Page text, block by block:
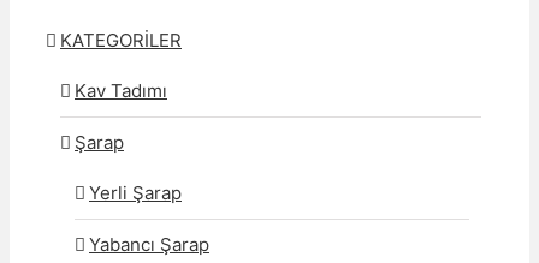
KATEGORİLER
Kav Tadımı
Şarap
Yerli Şarap
Yabancı Şarap